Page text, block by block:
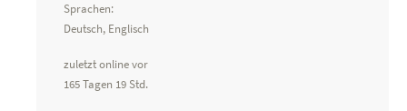
Sprachen:
Deutsch, Englisch
zuletzt online vor
165 Tagen 19 Std.